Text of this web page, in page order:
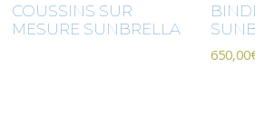
COUSSINS SUR
MESURE SUNBRELLA
650,00